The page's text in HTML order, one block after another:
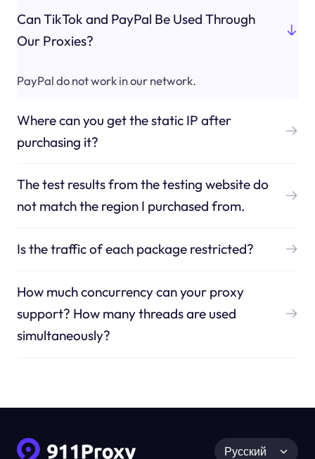
Can TikTok and PayPal Be Used Through
Our Proxies?
PayPal do not work in our network.
Where can you get the static IP after
purchasing it?
The test results from the testing website do
not match the region I purchased from.
Is the traffic of each package restricted?
How much concurrency can your proxy
support? How many threads are used
simultaneously?
Русский